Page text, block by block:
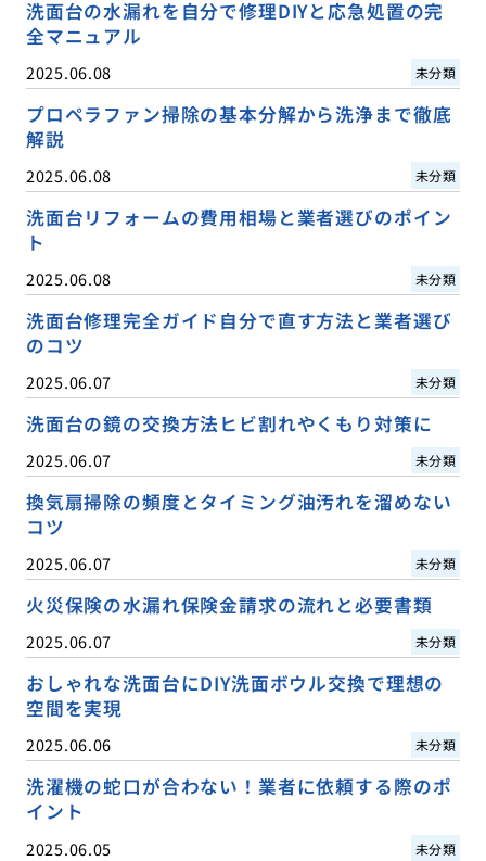
洗面台の水漏れを自分で修理DIYと応急処置の完
全マニュアル
2025.06.08 未分類
プロペラファン掃除の基本分解から洗浄まで徹底
解説
2025.06.08 未分類
洗面台リフォームの費用相場と業者選びのポイン
ト
2025.06.08 未分類
洗面台修理完全ガイド自分で直す方法と業者選び
のコツ
2025.06.07 未分類
洗面台の鏡の交換方法ヒビ割れやくもり対策に
2025.06.07 未分類
換気扇掃除の頻度とタイミング油汚れを溜めない
コツ
2025.06.07 未分類
火災保険の水漏れ保険金請求の流れと必要書類
2025.06.07 未分類
おしゃれな洗面台にDIY洗面ボウル交換で理想の
空間を実現
2025.06.06 未分類
洗濯機の蛇口が合わない！業者に依頼する際のポ
イント
2025.06.05 未分類